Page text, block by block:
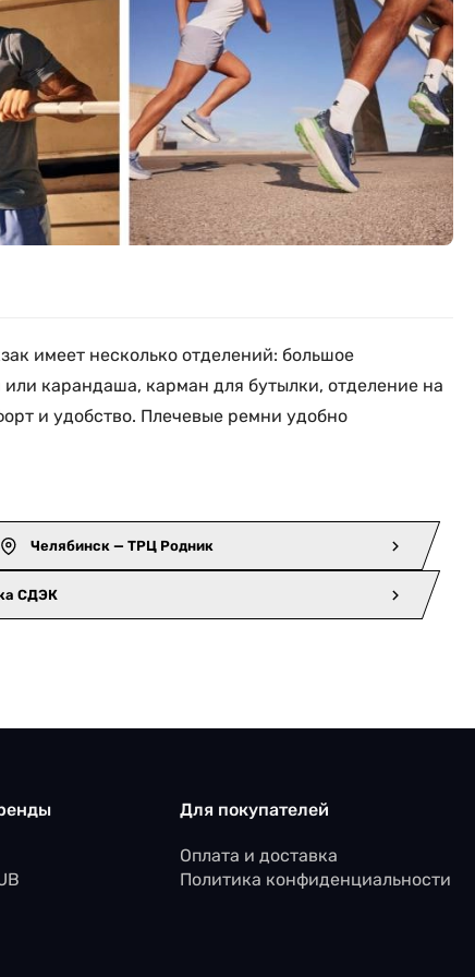
имеет несколько отделений: большое
карандаша, карман для бутылки, отделение на
и удобство. Плечевые ремни удобно
Челябинск — ТРЦ Родник
СДЭК
Для покупателей
Оплата и доставка
Политика конфиденциальности